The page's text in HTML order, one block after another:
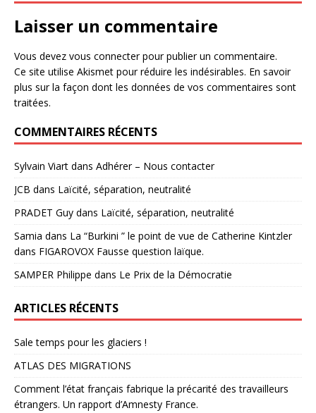
Laisser un commentaire
Vous devez vous connecterpour publier un commentaire.
Ce site utilise Akismet pour réduire les indésirables. En savoir
plus sur la façon dont les données de vos commentaires sont
traitées.
COMMENTAIRES RÉCENTS
Sylvain Viart dans Adhérer – Nous contacter
JCB dans Laïcité, séparation, neutralité
PRADET Guy dans Laïcité, séparation, neutralité
Samia dans La “Burkini ” le point de vue de Catherine Kintzler
dans FIGAROVOX Fausse question laïque.
SAMPER Philippe dans Le Prix de la Démocratie
ARTICLES RÉCENTS
Sale temps pour les glaciers !
ATLAS DES MIGRATIONS
Comment l’état français fabrique la précarité des travailleurs
étrangers. Un rapport d’Amnesty France.